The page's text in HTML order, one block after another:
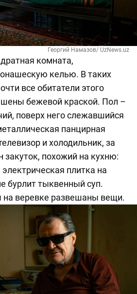
Георгий Намазов/ UzNews.uz
комната,
келью. В таких
все обитатели этого
бежевой краской. Пол –
поверх него слежавшийся
панцирная
и холодильник, за
закуток, похожий на кухню:
плитка на
бурлит тыквенный суп.
веревке развешаны вещи.